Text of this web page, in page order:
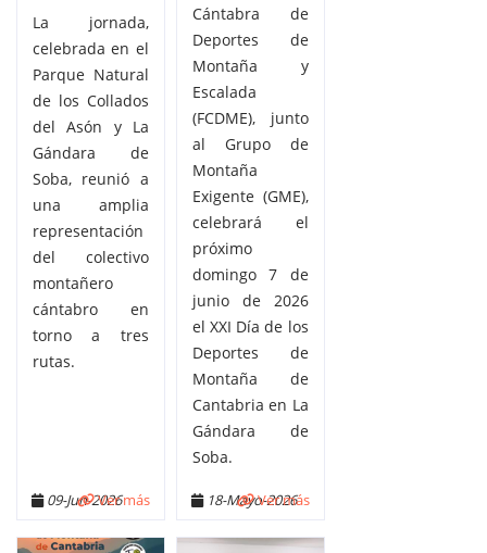
La jornada,
celebrada en el
Parque Natural
de los Collados
del Asón y La
Gándara de
Soba, reunió a
una amplia
representación
del colectivo
montañero
cántabro en
torno a tres
rutas.
09-Jun-2026Ver más
Cántabra de
Deportes de
Montaña y
Escalada
(FCDME), junto
al Grupo de
Montaña
Exigente (GME),
celebrará el
próximo
domingo 7 de
junio de 2026
el XXI Día de los
Deportes de
Montaña de
Cantabria en La
Gándara de
Soba.
18-Mayo-2026
Ver más